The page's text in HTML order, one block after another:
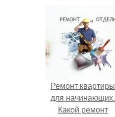
Ремонт квартиры
для начинающих.
Какой ремонт